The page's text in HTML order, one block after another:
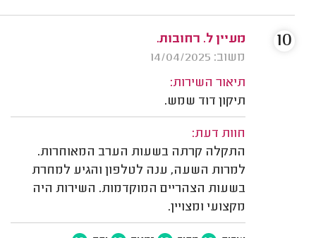
מעיין ל. רחובות.
משוב: 14/04/2025
תיאור השירות:
תיקון דוד שמש.
חוות דעת:
התקלה קרתה בשעות הערב המאוחרות.
למרות השעה, ענה לטלפון והגיע למחרת
בשעות הצהריים המוקדמות. השירות היה
מקצועי ומצויין.
10